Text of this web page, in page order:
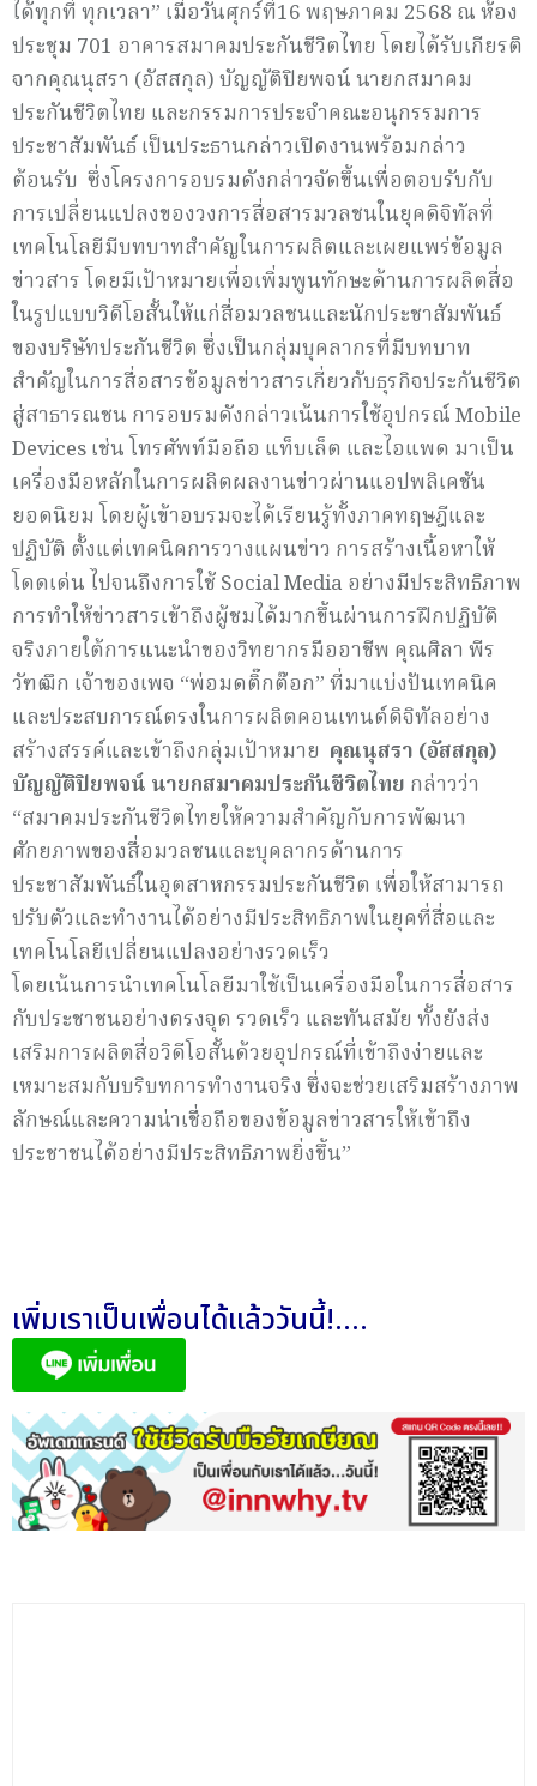
ได้ทุกที่ ทุกเวลา” เมื่อวันศุกร์ที่16 พฤษภาคม 2568 ณ ห้อง
ประชุม 701 อาคารสมาคมประกันชีวิตไทย โดยได้รับเกียรติ
จากคุณนุสรา (อัสสกุล) บัญญัติปิยพจน์ นายกสมาคม
ประกันชีวิตไทย และกรรมการประจำคณะอนุกรรมการ
ประชาสัมพันธ์ เป็นประธานกล่าวเปิดงานพร้อมกล่าว
ต้อนรับ ซึ่งโครงการอบรมดังกล่าวจัดขึ้นเพื่อตอบรับกับ
การเปลี่ยนแปลงของวงการสื่อสารมวลชนในยุคดิจิทัลที่
เทคโนโลยีมีบทบาทสำคัญในการผลิตและเผยแพร่ข้อมูล
ข่าวสาร โดยมีเป้าหมายเพื่อเพิ่มพูนทักษะด้านการผลิตสื่อ
ในรูปแบบวิดีโอสั้นให้แก่สื่อมวลชนและนักประชาสัมพันธ์
ของบริษัทประกันชีวิต ซึ่งเป็นกลุ่มบุคลากรที่มีบทบาท
สำคัญในการสื่อสารข้อมูลข่าวสารเกี่ยวกับธุรกิจประกันชีวิต
สู่สาธารณชน การอบรมดังกล่าวเน้นการใช้อุปกรณ์ Mobile
Devices เช่น โทรศัพท์มือถือ แท็บเล็ต และไอแพด มาเป็น
เครื่องมือหลักในการผลิตผลงานข่าวผ่านแอปพลิเคชัน
ยอดนิยม โดยผู้เข้าอบรมจะได้เรียนรู้ทั้งภาคทฤษฎีและ
ปฏิบัติ ตั้งแต่เทคนิคการวางแผนข่าว การสร้างเนื้อหาให้
โดดเด่น ไปจนถึงการใช้ Social Media อย่างมีประสิทธิภาพ
การทำให้ข่าวสารเข้าถึงผู้ชมได้มากขึ้นผ่านการฝึกปฏิบัติ
จริงภายใต้การแนะนำของวิทยากรมืออาชีพ คุณศิลา พีร
วัฑฒึก เจ้าของเพจ “พ่อมดติ๊กต๊อก” ที่มาแบ่งปันเทคนิค
และประสบการณ์ตรงในการผลิตคอนเทนต์ดิจิทัลอย่าง
สร้างสรรค์และเข้าถึงกลุ่มเป้าหมาย คุณนุสรา (อัสสกุล)
บัญญัติปิยพจน์ นายกสมาคมประกันชีวิตไทย กล่าวว่า
“สมาคมประกันชีวิตไทยให้ความสำคัญกับการพัฒนา
ศักยภาพของสื่อมวลชนและบุคลากรด้านการ
ประชาสัมพันธ์ในอุตสาหกรรมประกันชีวิต เพื่อให้สามารถ
ปรับตัวและทำงานได้อย่างมีประสิทธิภาพในยุคที่สื่อและ
เทคโนโลยีเปลี่ยนแปลงอย่างรวดเร็ว
โดยเน้นการนำเทคโนโลยีมาใช้เป็นเครื่องมือในการสื่อสาร
กับประชาชนอย่างตรงจุด รวดเร็ว และทันสมัย ทั้งยังส่ง
เสริมการผลิตสื่อวิดีโอสั้นด้วยอุปกรณ์ที่เข้าถึงง่ายและ
เหมาะสมกับบริบทการทำงานจริง ซึ่งจะช่วยเสริมสร้างภาพ
ลักษณ์และความน่าเชื่อถือของข้อมูลข่าวสารให้เข้าถึง
ประชาชนได้อย่างมีประสิทธิภาพยิ่งขึ้น”
เพิ่มเราเป็นเพื่อนได้แล้ววันนี้!....